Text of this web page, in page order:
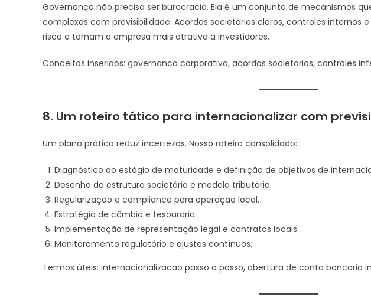
Governança não precisa ser burocracia. Ela é um conjunto de mecanismos
complexas com previsibilidade. Acordos societários claros, controles internos
risco e tornam a empresa mais atrativa a investidores.
Conceitos inseridos: governanca corporativa, acordos societarios, controles
8. Um roteiro tático para internacionalizar com
Um plano prático reduz incertezas. Nosso roteiro consolidado:
Diagnóstico do estágio de maturidade e definição de objetivos de
Desenho da estrutura societária e modelo tributário.
Regularização e compliance para operação local.
Estratégia de câmbio e tesouraria.
Implementação de representação legal e contratos locais.
Monitoramento regulatório e ajustes contínuos.
Termos úteis: internacionalizacao passo a passo, abertura de conta bancaria